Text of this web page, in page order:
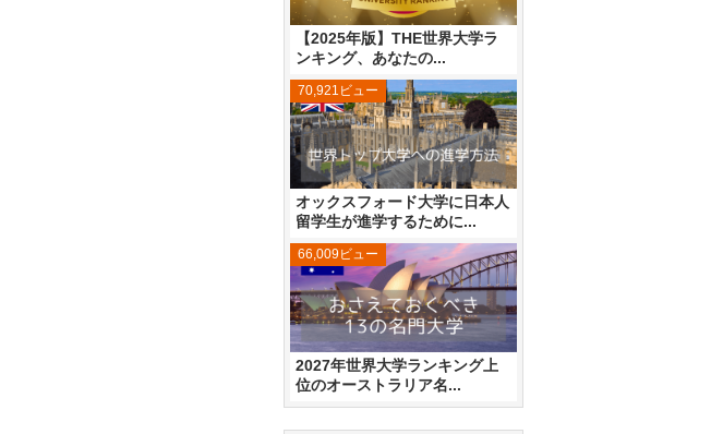
【2025年版】THE世界大学ラ
ンキング、あなたの...
オックスフォード大学に日本人
留学生が進学するために...
70,921ビュー
2027年世界大学ランキング上
位のオーストラリア名...
66,009ビュー